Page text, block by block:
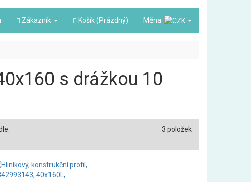
Zákazník Košík (Prázdný) Měna:
s drážkou 10
3 položek